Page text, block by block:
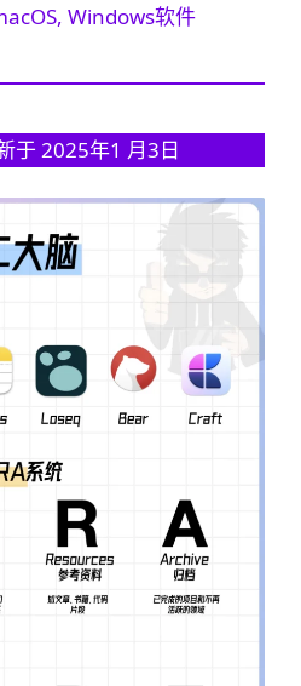
Windows软件
于 2025年1 月3日